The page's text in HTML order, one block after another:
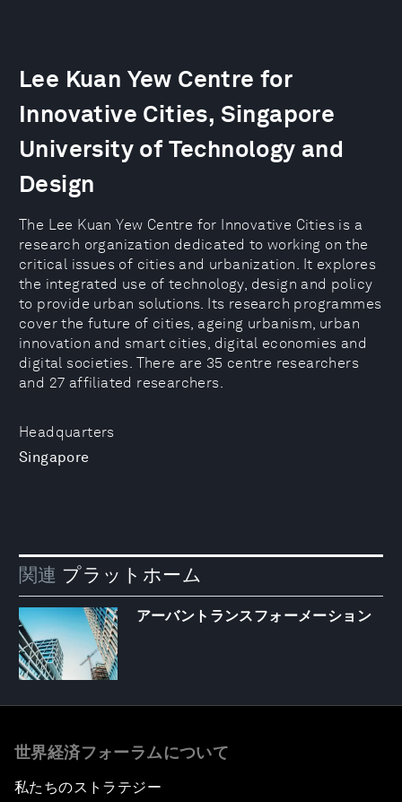
Headquarters
Singapore
Lee Kuan Yew Centre for
Innovative Cities, Singapore
University of Technology and
Design
The Lee Kuan Yew Centre for Innovative Cities is a
research organization dedicated to working on the
critical issues of cities and urbanization. It explores
the integrated use of technology, design and policy
to provide urban solutions. Its research programmes
cover the future of cities, ageing urbanism, urban
innovation and smart cities, digital economies and
digital societies. There are 35 centre researchers
and 27 affiliated researchers.
関連 プラットホーム
アーバントランスフォーメーション
世界経済フォーラムについて
私たちのストラテジー